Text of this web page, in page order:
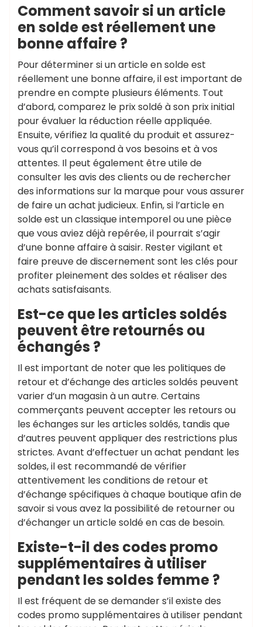
Comment savoir si un article
en solde est réellement une
bonne affaire ?
Pour déterminer si un article en solde est
réellement une bonne affaire, il est important de
prendre en compte plusieurs éléments. Tout
d’abord, comparez le prix soldé à son prix initial
pour évaluer la réduction réelle appliquée.
Ensuite, vérifiez la qualité du produit et assurez-
vous qu’il correspond à vos besoins et à vos
attentes. Il peut également être utile de
consulter les avis des clients ou de rechercher
des informations sur la marque pour vous assurer
de faire un achat judicieux. Enfin, si l’article en
solde est un classique intemporel ou une pièce
que vous aviez déjà repérée, il pourrait s’agir
d’une bonne affaire à saisir. Rester vigilant et
faire preuve de discernement sont les clés pour
profiter pleinement des soldes et réaliser des
achats satisfaisants.
Est-ce que les articles soldés
peuvent être retournés ou
échangés ?
Il est important de noter que les politiques de
retour et d’échange des articles soldés peuvent
varier d’un magasin à un autre. Certains
commerçants peuvent accepter les retours ou
les échanges sur les articles soldés, tandis que
d’autres peuvent appliquer des restrictions plus
strictes. Avant d’effectuer un achat pendant les
soldes, il est recommandé de vérifier
attentivement les conditions de retour et
d’échange spécifiques à chaque boutique afin de
savoir si vous avez la possibilité de retourner ou
d’échanger un article soldé en cas de besoin.
Existe-t-il des codes promo
supplémentaires à utiliser
pendant les soldes femme ?
Il est fréquent de se demander s’il existe des
codes promo supplémentaires à utiliser pendant